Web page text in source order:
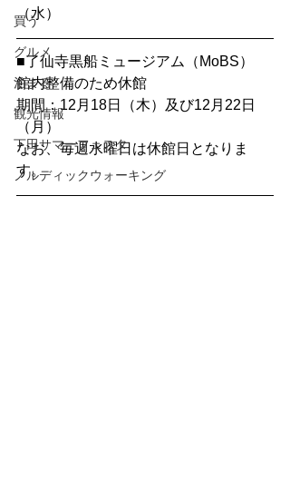
買う
グルメ
泊まる
観光情報
下田サマーフェスタ
ノルディックウォーキング
（水）
■了仙寺黒船ミュージアム（MoBS）
館内整備のため休館
期間：12月18日（木）及び12月22日
（月）
なお、毎週水曜日は休館日となりま
す。